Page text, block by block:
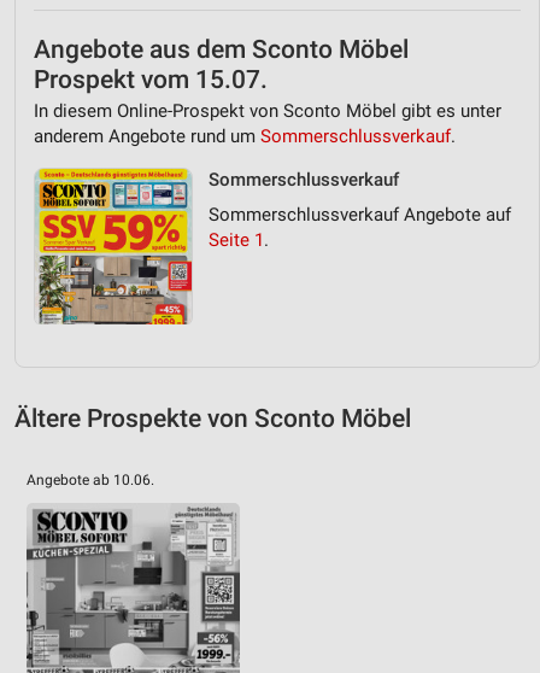
Angebote aus dem Sconto Möbel
Prospekt vom 15.07.
In diesem Online-Prospekt von Sconto Möbel gibt es unter
anderem Angebote rund um Sommerschlussverkauf.
Sommerschlussverkauf
Sommerschlussverkauf Angebote auf
Seite 1.
Ältere Prospekte von Sconto Möbel
Angebote ab 10.06.